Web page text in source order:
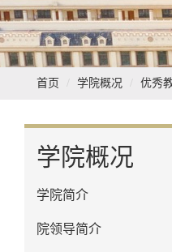
首页 学院概况 优秀
学院概况
学院简介
院领导简介